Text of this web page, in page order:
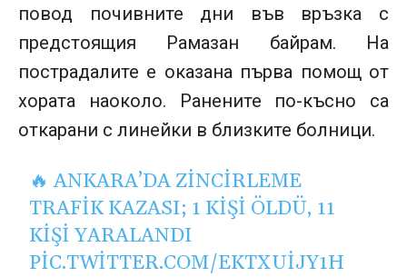
повод почивните дни във връзка с
предстоящия Рамазан байрам. На
пострадалите е оказана първа помощ от
хората наоколо. Ранените по-късно са
откарани с линейки в близките болници.
🔥 ANKARA’DA ZINCIRLEME
TRAFIK KAZASI; 1 KIŞI ÖLDÜ, 11
KIŞI YARALANDI
PIC.TWITTER.COM/EKTXUIJY1H